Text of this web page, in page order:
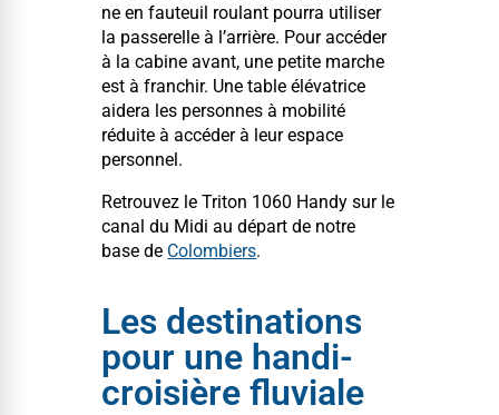
ne en fau­teuil roulant pour­ra utilis­er
la passerelle à l’arrière. Pour accéder
à la cab­ine avant, une petite marche
est à franchir. Une table élé­va­trice
aidera les per­son­nes à mobil­ité
réduite à accéder à leur espace
personnel.
Retrou­vez le Tri­ton 1060 Handy sur le
canal du Midi au départ de notre
base de Colom­biers.
Les destinations
pour une handi-
croisière fluviale